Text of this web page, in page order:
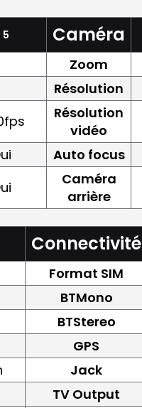
5 Caméra
Zoom
Résolution
Résolution
vidéo
Auto focus
Caméra
arrière
Connectivité
Format SIM
BTMono
BTStereo
GPS
Jack
TV Output